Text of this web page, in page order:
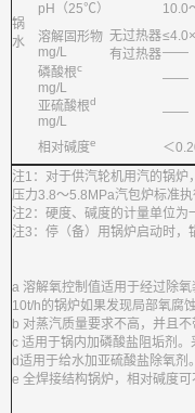
锅
水
pH（25℃）
10.0
溶解固形物
mg/L
无过热器
有过热器——
磷酸根c
mg/L
——
亚硫酸根d
mg/L
——
相对碱度e ＜
注1：对于供汽轮机用汽的锅
压力3.8～5.8MPa汽包炉标准执
注2：硬度、碱度的计量单位为
注3：停（备）用锅炉启动时
a 溶解氧控制值适用于经过除
10t/h的锅炉如果发现局部氧腐
b 对蒸汽质量要求不高，并且
c 适用于锅内加磷酸盐阻垢剂
d适用于给水加亚硫酸盐除氧剂
e 全焊接结构锅炉，相对碱度可